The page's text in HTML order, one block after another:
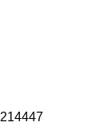
214447